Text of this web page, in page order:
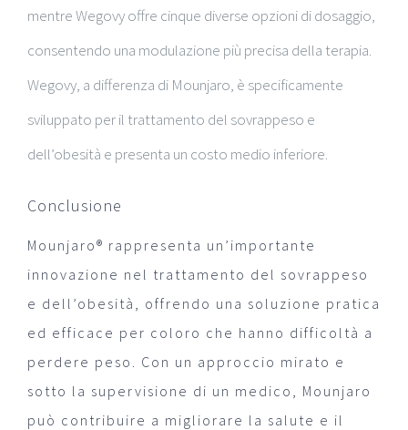
mentre Wegovy offre cinque diverse opzioni di dosaggio,
consentendo una modulazione più precisa della terapia.
Wegovy, a differenza di Mounjaro, è specificamente
sviluppato per il trattamento del sovrappeso e
dell’obesità e presenta un costo medio inferiore.
Conclusione
Mounjaro® rappresenta un’importante
innovazione nel trattamento del sovrappeso
e dell’obesità, offrendo una soluzione pratica
ed efficace per coloro che hanno difficoltà a
perdere peso. Con un approccio mirato e
sotto la supervisione di un medico, Mounjaro
può contribuire a migliorare la salute e il